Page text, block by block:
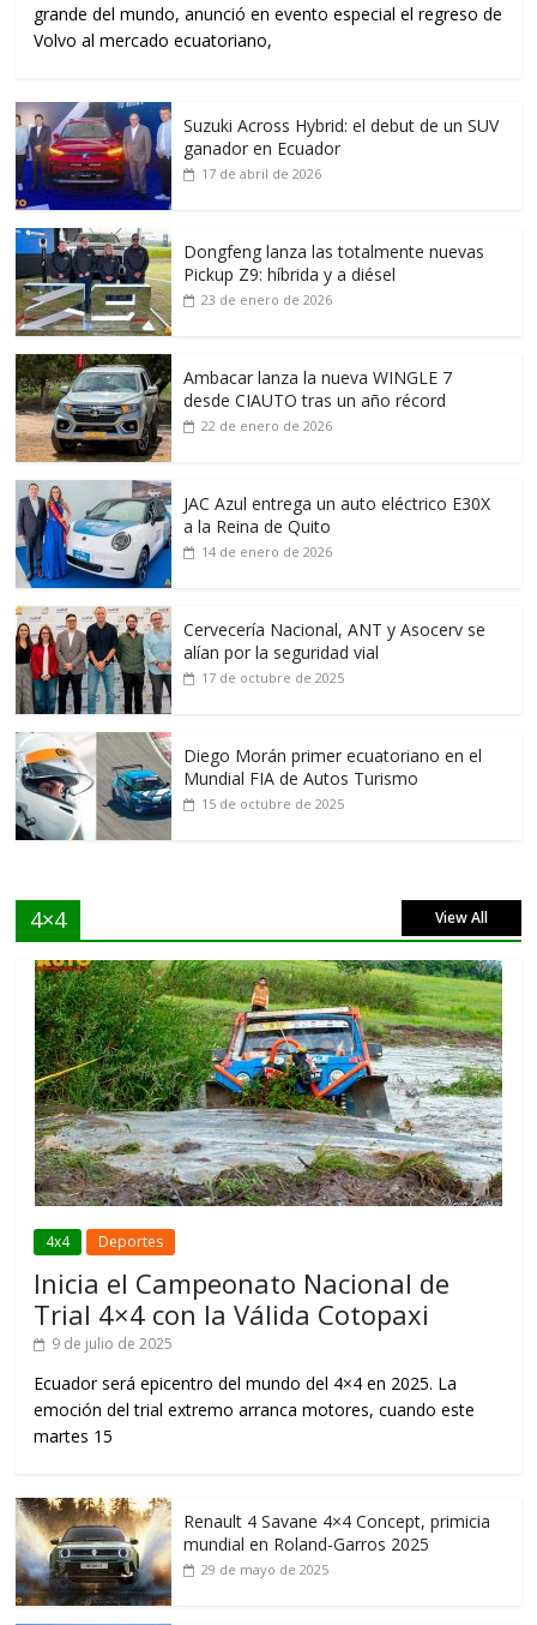
grande del mundo, anunció en evento especial el regreso de
Volvo al mercado ecuatoriano,
Suzuki Across Hybrid: el debut de un SUV
ganador en Ecuador
17 de abril de 2026
Dongfeng lanza las totalmente nuevas
Pickup Z9: híbrida y a diésel
23 de enero de 2026
Ambacar lanza la nueva WINGLE 7
desde CIAUTO tras un año récord
22 de enero de 2026
JAC Azul entrega un auto eléctrico E30X
a la Reina de Quito
14 de enero de 2026
Cervecería Nacional, ANT y Asocerv se
alían por la seguridad vial
17 de octubre de 2025
Diego Morán primer ecuatoriano en el
Mundial FIA de Autos Turismo
15 de octubre de 2025
4×4 View All
4x4 Deportes
Inicia el Campeonato Nacional de
Trial 4×4 con la Válida Cotopaxi
9 de julio de 2025
Ecuador será epicentro del mundo del 4×4 en 2025. La
emoción del trial extremo arranca motores, cuando este
martes 15
Renault 4 Savane 4×4 Concept, primicia
mundial en Roland-Garros 2025
29 de mayo de 2025